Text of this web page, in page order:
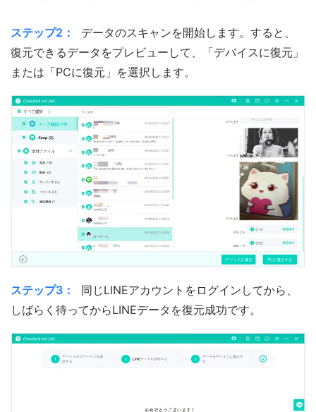
ステップ2：
データのスキャンを開始します。すると、
復元できるデータをプレビューして、「デバイスに復元」
または「PCに復元」を選択します。
ステップ3：
同じLINEアカウントをログインしてから、
しばらく待ってからLINEデータを復元成功です。